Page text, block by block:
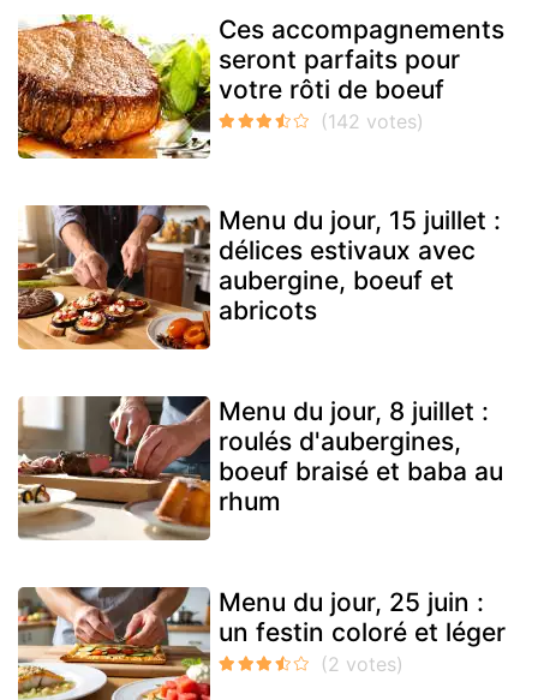
Ces accompagnements
seront parfaits pour
votre rôti de boeuf
Menu du jour, 15 juillet :
délices estivaux avec
aubergine, boeuf et
abricots
Menu du jour, 8 juillet :
roulés d'aubergines,
boeuf braisé et baba au
rhum
Menu du jour, 25 juin :
un festin coloré et léger